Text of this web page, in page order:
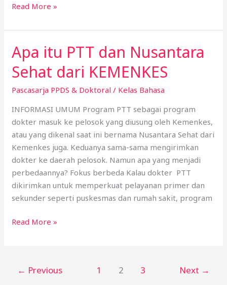
Read More »
Apa itu PTT dan Nusantara
Sehat dari KEMENKES
Pascasarja PPDS & Doktoral / Kelas Bahasa
INFORMASI UMUM Program PTT sebagai program
dokter masuk ke pelosok yang diusung oleh Kemenkes,
atau yang dikenal saat ini bernama Nusantara Sehat dari
Kemenkes juga. Keduanya sama-sama mengirimkan
dokter ke daerah pelosok. Namun apa yang menjadi
perbedaannya? Fokus berbeda Kalau dokter PTT
dikirimkan untuk memperkuat pelayanan primer dan
sekunder seperti puskesmas dan rumah sakit, program
Apa
itu
PTT
dan
Nusantara
Sehat
dari
KEMENKES
Read More »
← Previous 1 2 3 Next →